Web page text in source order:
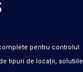
pentru controlul
tipuri de locații, solutiile